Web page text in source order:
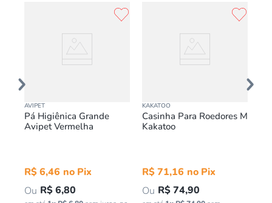
AVIPET
Pá Higiênica Grande
Avipet Vermelha
R$6,46
R$6,80
KAKATOO
Casinha Para Roedores M
Kakatoo
R$71,16
R$74,90